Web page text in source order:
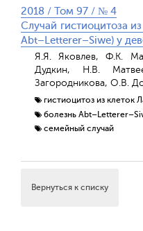
2018 / Том 97 / № 4
Случай гистиоцитоза
Аbt–Letterer–Siwe) у
Я.Я. Яковлев, Ф.К.
Дудкин, Н.В.
Загородникова, О.В.
гистиоцитоз из клеток
болезнь
семейный случай
Вернуться к списку